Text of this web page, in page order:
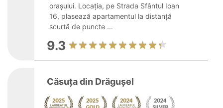
orașului. Locația, pe Strada Sfântul Ioan
16, plasează apartamentul la distanță
scurtă de puncte ...
9.3
Căsuța din Drăgușel